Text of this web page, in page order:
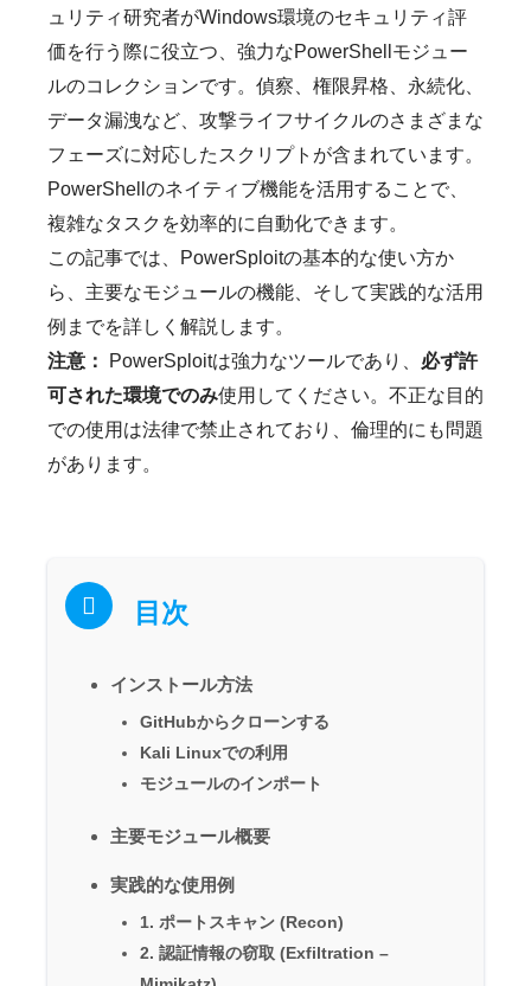
ュリティ研究者がWindows環境のセキュリティ評
価を行う際に役立つ、強力なPowerShellモジュー
ルのコレクションです。偵察、権限昇格、永続化、
データ漏洩など、攻撃ライフサイクルのさまざまな
フェーズに対応したスクリプトが含まれています。
PowerShellのネイティブ機能を活用することで、
複雑なタスクを効率的に自動化できます。
この記事では、PowerSploitの基本的な使い方か
ら、主要なモジュールの機能、そして実践的な活用
例までを詳しく解説します。
注意：
PowerSploitは強力なツールであり、 必ず許
可された環境でのみ使用してください。不正な目的
での使用は法律で禁止されており、倫理的にも問題
があります。
目次
インストール方法
GitHubからクローンする
Kali Linuxでの利用
モジュールのインポート
主要モジュール概要
実践的な使用例
1. ポートスキャン (Recon)
2. 認証情報の窃取 (Exfiltration –